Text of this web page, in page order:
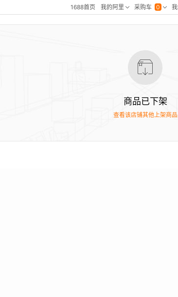
商品已下架
查看该店铺其他上架商品